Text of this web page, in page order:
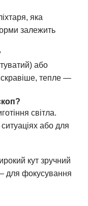
яка
залежить
або
тепле —
світла.
або для
кут зручний
для фокусування